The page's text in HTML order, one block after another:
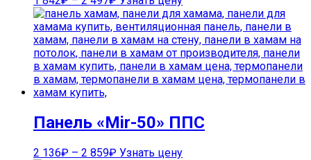
Панель «Mir-50» ППС
2 136₽ – 2 859₽ Узнать цену